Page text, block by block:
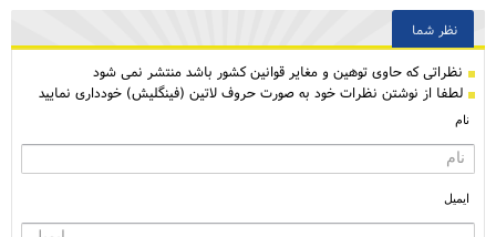
نظر شما
نظراتی كه حاوی توهین و مغایر قوانین کشور باشد منتشر نمی شود
لطفا از نوشتن نظرات خود به صورت حروف لاتین (فینگلیش) خودداری نمایید
نام
ایمیل